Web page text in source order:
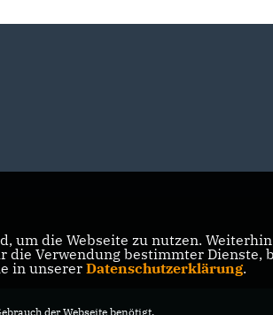
um die Webseite zu nutzen.
die Verwendung bestimmter
in unserer Datenschutzerklärung.
der Webseite benötigt.